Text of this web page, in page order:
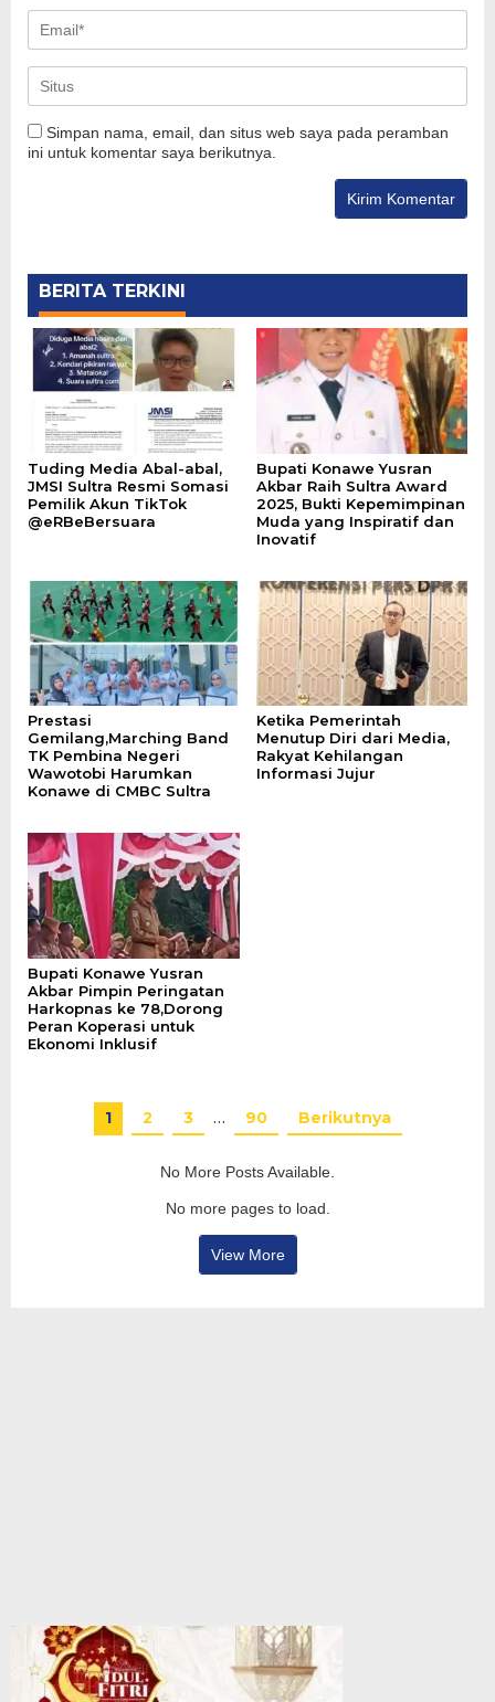
Simpan nama, email, dan situs web saya pada peramban
ini untuk komentar saya berikutnya.
BERITA TERKINI
Tuding Media Abal-abal,
JMSI Sultra Resmi Somasi
Pemilik Akun TikTok
@eRBeBersuara
Bupati Konawe Yusran
Akbar Raih Sultra Award
2025, Bukti Kepemimpinan
Muda yang Inspiratif dan
Inovatif
Prestasi
Gemilang,Marching Band
TK Pembina Negeri
Wawotobi Harumkan
Konawe di CMBC Sultra
Ketika Pemerintah
Menutup Diri dari Media,
Rakyat Kehilangan
Informasi Jujur
Bupati Konawe Yusran
Akbar Pimpin Peringatan
Harkopnas ke 78,Dorong
Peran Koperasi untuk
Ekonomi Inklusif
1 2 3 … 90 Berikutnya
No More Posts Available.
No more pages to load.
View More